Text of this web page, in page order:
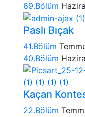
69.Bölüm
Paslı Bıçak
41.Bölüm
40.Bölüm
Kaçan
22.Bölüm